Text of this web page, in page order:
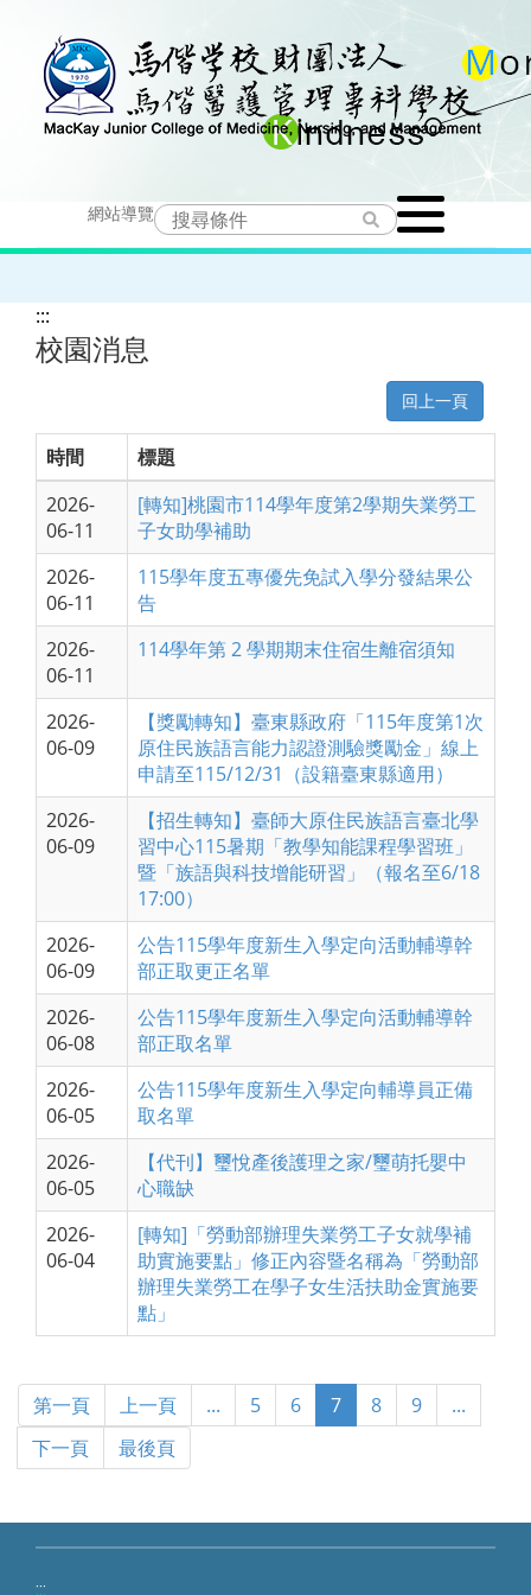
容
網站導覽
Toggle
navigation
:::
校園消息
回上一頁
時間
標題
2026-
06-11
[轉知]桃園市114學年度第2學期失業勞工
子女助學補助
2026-
06-11
115學年度五專優先免試入學分發結果公
告
2026-
06-11
114學年第 2 學期期末住宿生離宿須知
2026-
06-09
【獎勵轉知】臺東縣政府「115年度第1次
原住民族語言能力認證測驗獎勵金」線上
申請至115/12/31（設籍臺東縣適用）
2026-
06-09
【招生轉知】臺師大原住民族語言臺北學
習中心115暑期「教學知能課程學習班」
暨「族語與科技增能研習」（報名至6/18
17:00）
2026-
06-09
公告115學年度新生入學定向活動輔導幹
部正取更正名單
2026-
06-08
公告115學年度新生入學定向活動輔導幹
部正取名單
2026-
06-05
公告115學年度新生入學定向輔導員正備
取名單
2026-
06-05
【代刊】璽悅產後護理之家/璽萌托嬰中
心職缺
2026-
06-04
[轉知]「勞動部辦理失業勞工子女就學補
助實施要點」修正內容暨名稱為「勞動部
辦理失業勞工在學子女生活扶助金實施要
點」
第一頁 上一頁 ... 5 6 7 8 9
...
下一頁
最後頁
:::